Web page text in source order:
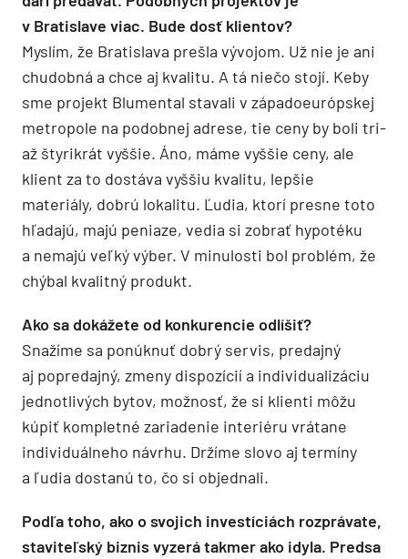
v Bratislave viac. Bude dosť klientov?
Myslím, že Bratislava prešla vývojom. Už nie je ani
chudobná a chce aj kvalitu. A tá niečo stojí. Keby
sme projekt Blumental stavali v západoeurópskej
metropole na podobnej adrese, tie ceny by boli tri-
až štyrikrát vyššie. Áno, máme vyššie ceny, ale
klient za to dostáva vyššiu kvalitu, lepšie
materiály, dobrú lokalitu. Ľudia, ktorí presne toto
hľadajú, majú peniaze, vedia si zobrať hypotéku
a nemajú veľký výber. V minulosti bol problém, že
chýbal kvalitný produkt.
Ako sa dokážete od konkurencie odlíšiť?
Snažíme sa ponúknuť dobrý servis, predajný
aj popredajný, zmeny dispozícií a individualizáciu
jednotlivých bytov, možnosť, že si klienti môžu
kúpiť kompletné zariadenie interiéru vrátane
individuálneho návrhu. Držíme slovo aj termíny
a ľudia dostanú to, čo si objednali.
Podľa toho, ako o svojich investíciách rozprávate,
staviteľský biznis vyzerá takmer ako idyla. Predsa